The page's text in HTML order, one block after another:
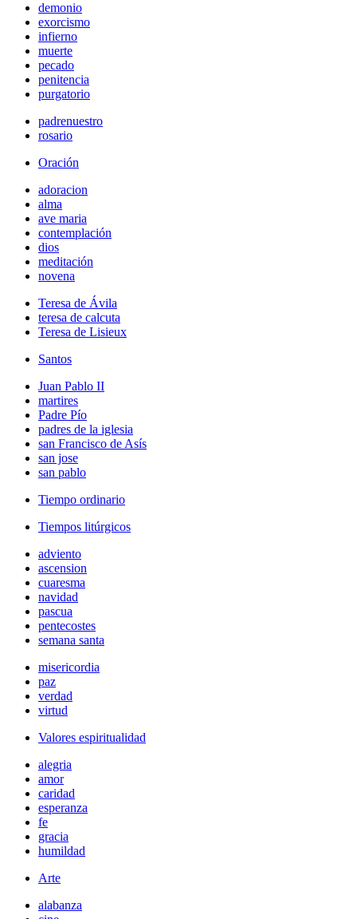
demonio
exorcismo
infierno
muerte
pecado
penitencia
purgatorio
padrenuestro
rosario
Oración
adoracion
alma
ave maria
contemplación
dios
meditación
novena
Teresa de Ávila
teresa de calcuta
Teresa de Lisieux
Santos
Juan Pablo II
martires
Padre Pío
padres de la iglesia
san Francisco de Asís
san jose
san pablo
Tiempo ordinario
Tiempos litúrgicos
adviento
ascension
cuaresma
navidad
pascua
pentecostes
semana santa
misericordia
paz
verdad
virtud
Valores espiritualidad
alegria
amor
caridad
esperanza
fe
gracia
humildad
Arte
alabanza